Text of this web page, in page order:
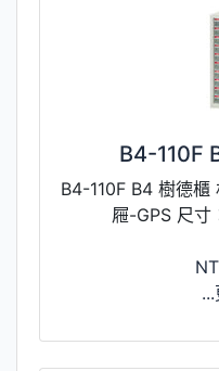
​B4-110F
​B4-110F B4 樹德櫃
屜-GPS 尺